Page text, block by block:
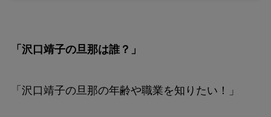
「沢口靖子の旦那は誰？」
「沢口靖子の旦那の年齢や職業を知りたい！」